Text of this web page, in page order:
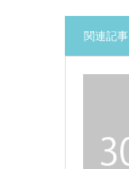
関連記事